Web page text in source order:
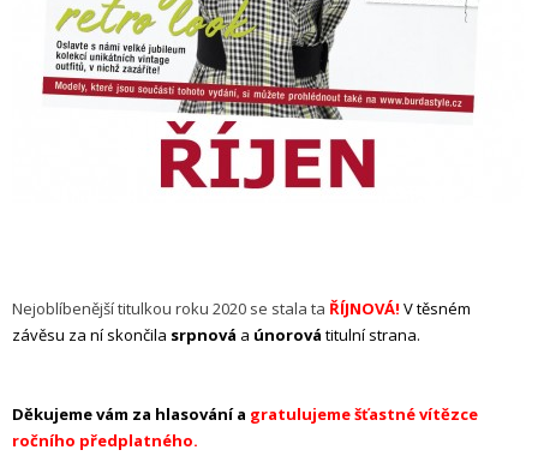
Nejoblíbenější titulkou roku 2020 se stala ta ŘÍJNOVÁ! V těsném
závěsu za ní skončila srpnová a únorová titulní strana.
Děkujeme vám za hlasování a gratulujeme šťastné vítězce
ročního předplatného.